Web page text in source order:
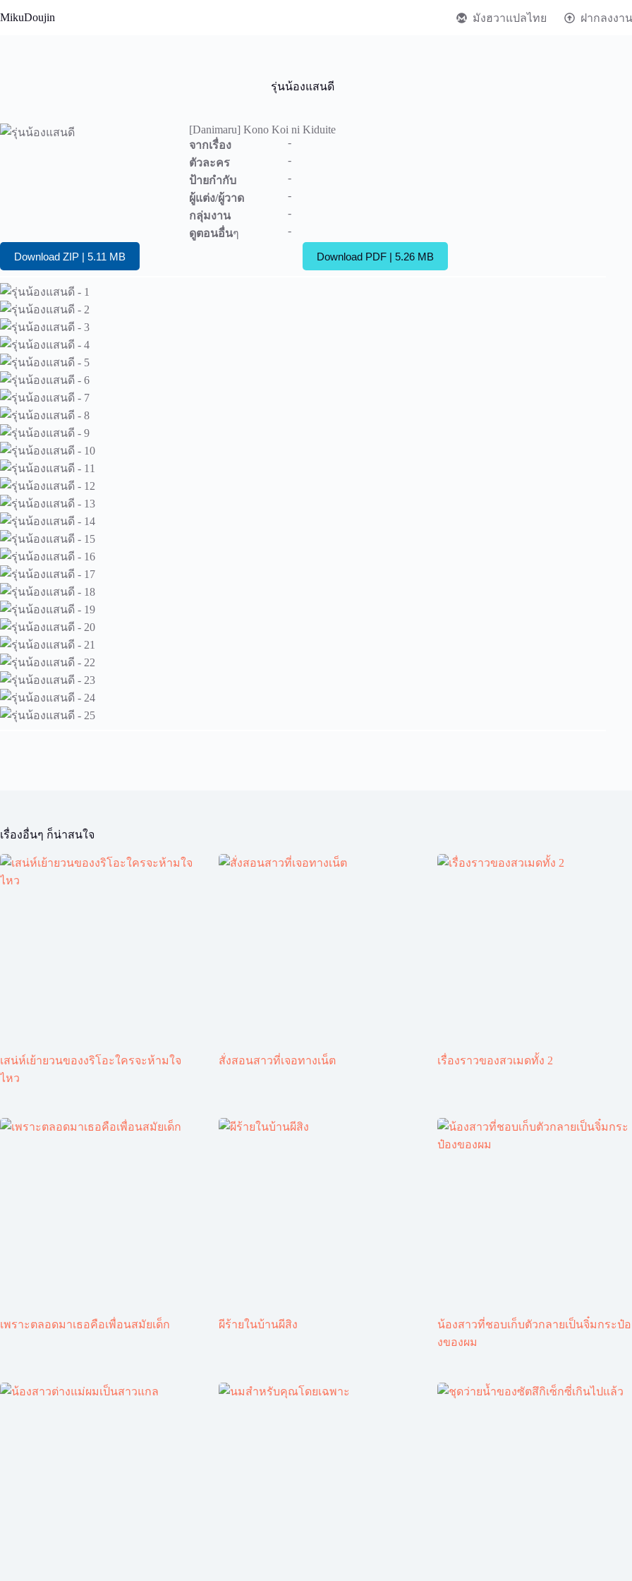
to
MikuDoujin มังฮวาแปลไทย ฝากลงงา
รุ่นน้องแสนดี
[Danimaru] Kono Koi ni Kiduite
จากเรื่อง
-
ตัวละคร
-
ป้ายกำกับ
-
ผู้แต่ง/ผู้วาด
-
กลุ่มงาน
-
ดูตอนอื่นๆ -
Download ZIP | 5.11 MB Download PDF | 5.26 MB
เรื่องอื่นๆ ก็น่าสนใจ
เสน่ห์เย้ายวนของงริโอะใครจะห้ามใจ
ไหว
สั่งสอนสาวที่เจอทางเน็ต เรื่องราวของสวเมดทั้ง 2
เพราะตลอดมาเธอคือเพื่อนสมัยเด็ก ผีร้ายในบ้านผีสิง
น้องสาวที่ชอบเก็บตัวกลายเป็นจิ๋มกระป๋อ
งของผม